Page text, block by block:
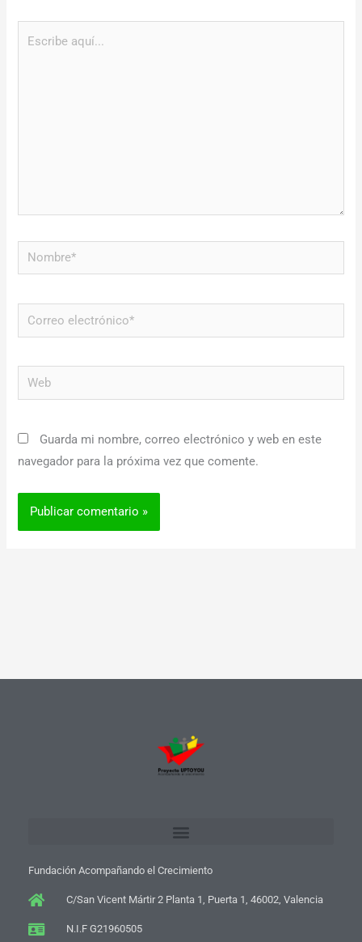
Nombre*
Correo
electrónico*
Web
Guarda mi nombre, correo electrónico y web en este
navegador para la próxima vez que comente.
Fundación Acompañando el Crecimiento
C/San Vicent Mártir 2 Planta 1, Puerta 1, 46002, Valencia
N.I.F G21960505